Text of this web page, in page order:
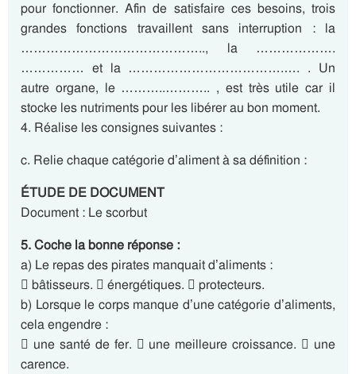
pour fonctionner. Afin de satisfaire ces besoins, trois
grandes fonctions travaillent sans interruption : la
…………………………………….., la ……………….
…………… et la ……………………………….…. . Un
autre organe, le ………..……….. , est très utile car il
stocke les nutriments pour les libérer au bon moment.
4. Réalise les consignes suivantes :
c. Relie chaque catégorie d’aliment à sa définition :
ÉTUDE DE DOCUMENT
Document : Le scorbut
5. Coche la bonne réponse :
a) Le repas des pirates manquait d’aliments :
 bâtisseurs.  énergétiques.  protecteurs.
b) Lorsque le corps manque d’une catégorie d’aliments,
cela engendre :
 une santé de fer.  une meilleure croissance.  une
carence.